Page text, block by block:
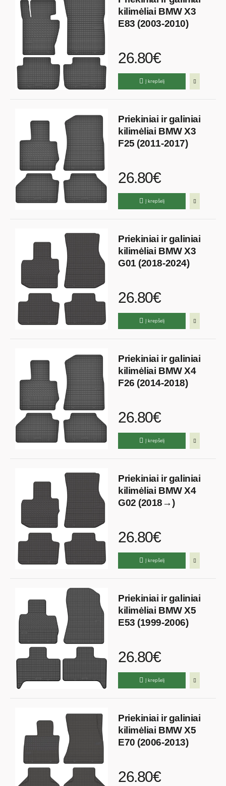
kilimėliai BMW X3
E83 (2003-2010)
26.80€
Į krepšelį
Priekiniai ir galiniai
kilimėliai BMW X3
F25 (2011-2017)
26.80€
Į krepšelį
Priekiniai ir galiniai
kilimėliai BMW X3
G01 (2018-2024)
26.80€
Į krepšelį
Priekiniai ir galiniai
kilimėliai BMW X4
F26 (2014-2018)
26.80€
Į krepšelį
Priekiniai ir galiniai
kilimėliai BMW X4
G02 (2018→)
26.80€
Į krepšelį
Priekiniai ir galiniai
kilimėliai BMW X5
E53 (1999-2006)
26.80€
Į krepšelį
Priekiniai ir galiniai
kilimėliai BMW X5
E70 (2006-2013)
26.80€